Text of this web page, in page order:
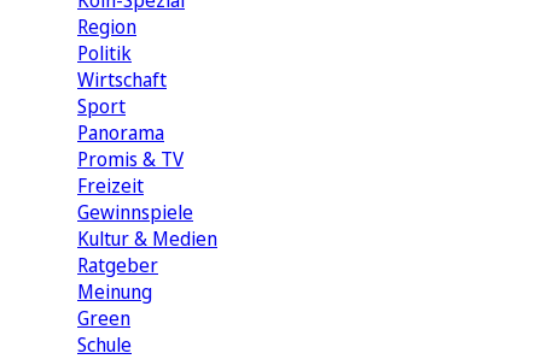
Region
Politik
Wirtschaft
Sport
Panorama
Promis & TV
Freizeit
Gewinnspiele
Kultur & Medien
Ratgeber
Meinung
Green
Schule